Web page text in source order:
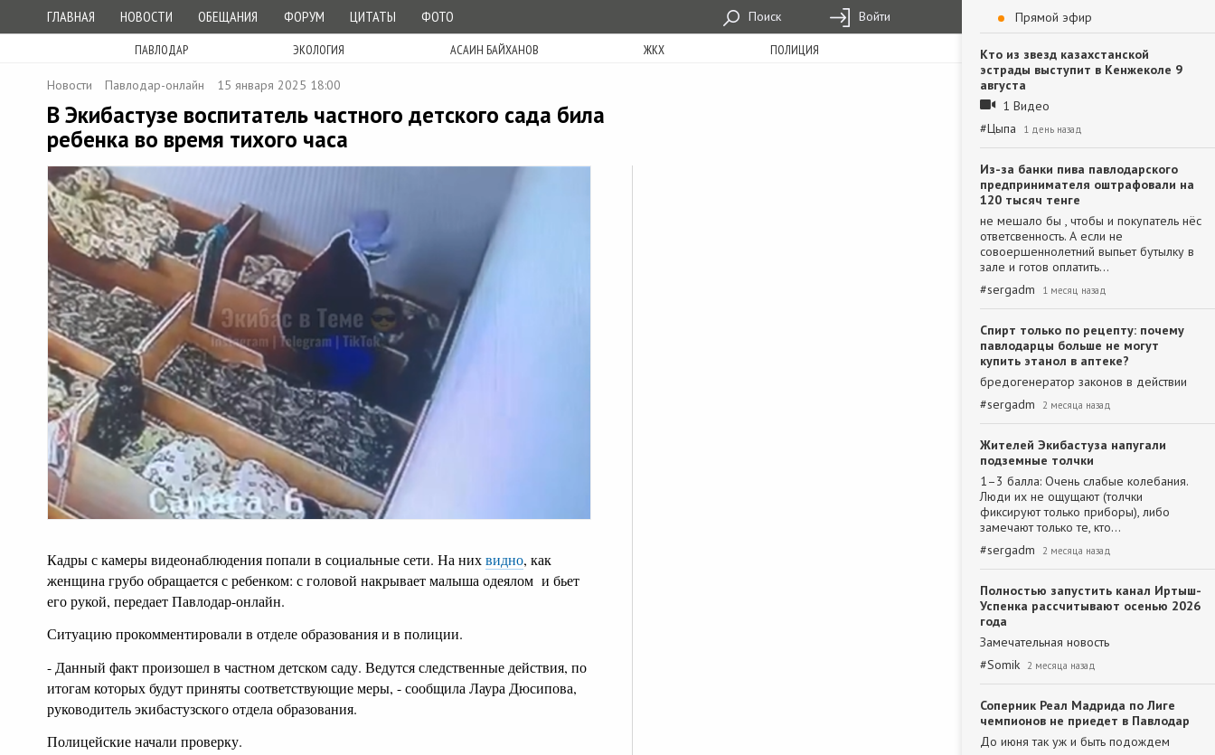
ГЛАВНАЯ НОВОСТИ ОБЕЩАНИЯ ФОРУМ ЦИТАТЫ ФОТО Поиск Войти
ПАВЛОДАР ЭКОЛОГИЯ АСАИН БАЙХАНОВ ЖКХ ПОЛИЦИЯ
Новости Павлодар-онлайн 15 января 2025 18:00
В Экибастузе воспитатель частного детского сада била
ребенка во время тихого часа
Кадры с камеры видеонаблюдения попали в социальные сети. На нихвидно, как
женщина грубо обращается с ребенком: с головой накрывает малыша одеялом и бьет
его рукой, передает Павлодар-онлайн.
Ситуацию прокомментировали в отделе образования и в полиции.
- Данный факт произошел в частном детском саду. Ведутся следственные действия, по
итогам которых будут приняты соответствующие меры, - сообщила Лаура Дюсипова,
руководитель экибастузского отдела образования.
Полицейские начали проверку.
Прямой эфир
Кто из звезд казахстанской
эстрады выступит в Кенжеколе 9
августа
1 Видео
#Цыпа 1 день назад
Из-за банки пива павлодарского
предпринимателя оштрафовали на
120 тысяч тенге
не мешало бы , чтобы и покупатель нёс
ответсвенность. А если не
совоершеннолетний выпьет бутылку в
зале и готов оплатить…
#sergadm 1 месяц назад
Спирт только по рецепту: почему
павлодарцы больше не могут
купить этанол в аптеке?
бредогенератор законов в действии
#sergadm 2 месяца назад
Жителей Экибастуза напугали
подземные толчки
1–3 балла: Очень слабые колебания.
Люди их не ощущают (толчки
фиксируют только приборы), либо
замечают только те, кто…
#sergadm 2 месяца назад
Полностью запустить канал Иртыш-
Успенка рассчитывают осенью 2026
года
Замечательная новость
#Somik 2 месяца назад
Соперник Реал Мадрида по Лиге
чемпионов не приедет в Павлодар
До июня так уж и быть подождем